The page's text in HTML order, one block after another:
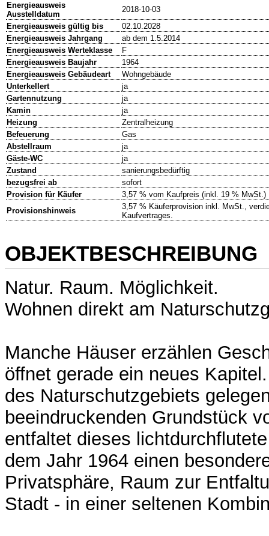
Energieausweis
Ausstelldatum
2018-10-03
Energieausweis gültig bis
02.10.2028
Energieausweis Jahrgang
ab dem 1.5.2014
Energieausweis Werteklasse
F
Energieausweis Baujahr
1964
Energieausweis Gebäudeart
Wohngebäude
Unterkellert
ja
Gartennutzung
ja
Kamin
ja
Heizung
Zentralheizung
Befeuerung
Gas
Abstellraum
ja
Gäste-WC
ja
Zustand
sanierungsbedürftig
bezugsfrei ab
sofort
Provision für Käufer
3,57 % vom Kaufpreis (inkl. 19 % MwSt.)
Provisionshinweis
3,57 % Käuferprovision inkl. MwSt.,
Kaufvertrages.
OBJEKTBESCHREIBUNG
Natur. Raum. Möglichkeit.
Wohnen direkt am
Manche Häuser erzählen
öffnet gerade ein neues
des Naturschutzgebiets
beeindruckenden Grundstück
entfaltet dieses
dem Jahr 1964 einen
Privatsphäre, Raum zur
Stadt - in einer seltenen